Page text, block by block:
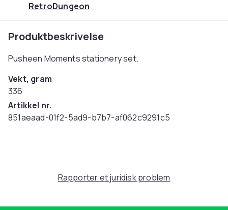
RetroDungeon
Produktbeskrivelse
Pusheen Moments stationery set.
Vekt, gram
336
Artikkel nr.
851aeaad-01f2-5ad9-b7b7-af062c9291c5
Rapporter et juridisk problem